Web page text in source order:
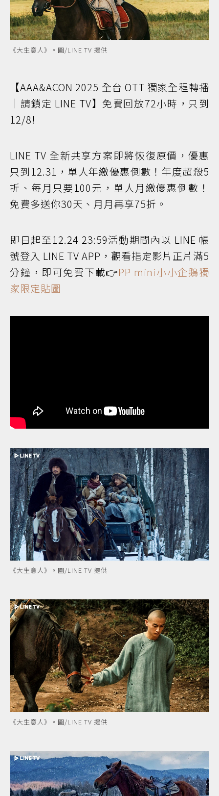
《大生意人》。圖/LINE TV 提供
【AAA&ACON 2025 全台 OTT 獨家全程轉播
｜請鎖定 LINE TV】免費回放72小時，只到
12/8!
LINE TV 全新共享方案即將恢復原價，優惠
只到12.31，單人年繳優惠倒數！年度超殺5
折、每月只要100元，單人月繳優惠倒數！
免費多送你30天、月月再享75折。
即日起至12.24 23:59活動期間內以 LINE 帳
號登入 LINE TV APP，觀看指定影片正片滿5
分鐘，即可免費下載👉PP mini小小企鵝獨
家限定貼圖
《大生意人》。圖/LINE TV 提供
《大生意人》。圖/LINE TV 提供